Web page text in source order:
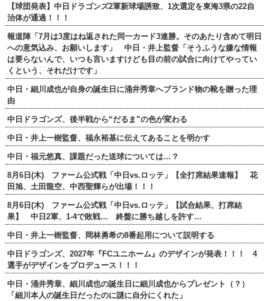
【球団発表】中日ドラゴンズ2軍新球場誘致、1次選定を東海3県の22自
治体が通過！！！
報道陣「7月は3度はね返された同一カード3連勝。そのあたり含めて明日
への意気込み、お願いします」 中日・井上監督「そうふうな嫌な情報
は要らないんで、いつも言いますけども目の前の試合に向けてやってい
くという、それだけです」
中日・細川成也が自身の誕生日に涌井秀章へブランド物の靴を贈った理
由
中日ドラゴンズ、後半戦から“だるま”の色が変わる
中日・井上一樹監督、福永裕基に伝えてあることを明かす
中日・福元悠真、課題だった送球については…？
8月6日(木) ファーム公式戦「中日vs.ロッテ」【全打席結果速報】 花
田旭、土田龍空、中西聖輝らが出場！！！
8月6日(木) ファーム公式戦「中日vs.ロッテ」【試合結果、打席結
果】 中日2軍、1-4で敗戦… 終盤に勝ち越しを許す…
中日・井上一樹監督、岡林勇希の8番起用について説明する
中日ドラゴンズ、2027年『FCユニホーム』のデザインが発表！！！ 4
選手がデザインをプロデュース！！！
中日・涌井秀章、細川成也の誕生日に細川成也からプレゼント（？）
「細川本人の誕生日だったのに謎に自分にくれた」